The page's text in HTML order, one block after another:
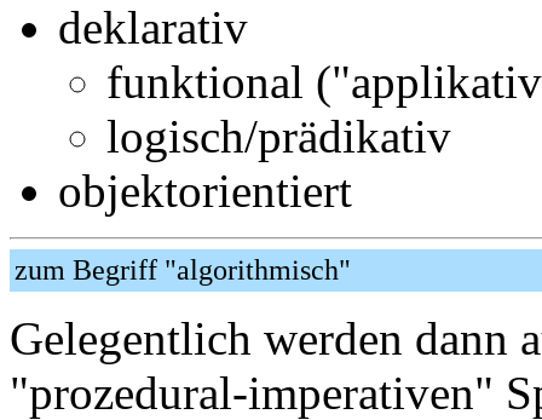
deklarativ
funktional
logisch/prädikativ
objektorientiert
zum Begriff "algorithmisch"
Gelegentlich werden dann
"prozedural-imperativen"